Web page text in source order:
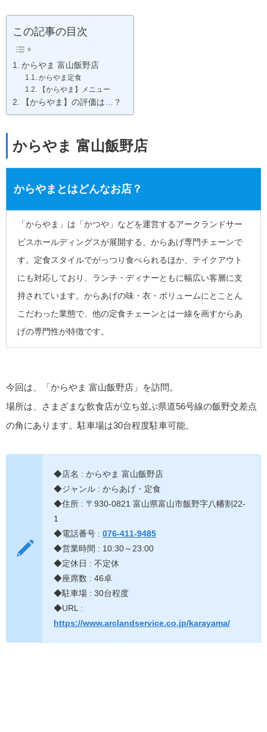
この記事の目次
からやま 富山飯野店
からやま定食
【からやま】メニュー
【からやま】の評価は…？
からやま 富山飯野店
からやまとはどんなお店？
「からやま」は「かつや」などを運営するアークランドサー
ビスホールディングスが展開する、からあげ専門チェーンで
す。定食スタイルでがっつり食べられるほか、テイクアウト
にも対応しており、ランチ・ディナーともに幅広い客層に支
持されています。からあげの味・衣・ボリュームにとことん
こだわった業態で、他の定食チェーンとは一線を画すからあ
げの専門性が特徴です。
今回は、「からやま 富山飯野店」を訪問。
場所は、さまざまな飲食店が立ち並ぶ県道56号線の飯野交差点
の角にあります。駐車場は30台程度駐車可能。
◆店名 : からやま 富山飯野店
◆ジャンル : からあげ・定食
◆住所 : 〒930-0821 富山県富山市飯野字八幡割22-
1
◆電話番号 : 076-411-9485
◆営業時間 : 10:30～23:00
◆定休日 : 不定休
◆座席数 : 46卓
◆駐車場 : 30台程度
◆URL :
https://www.arclandservice.co.jp/karayama/